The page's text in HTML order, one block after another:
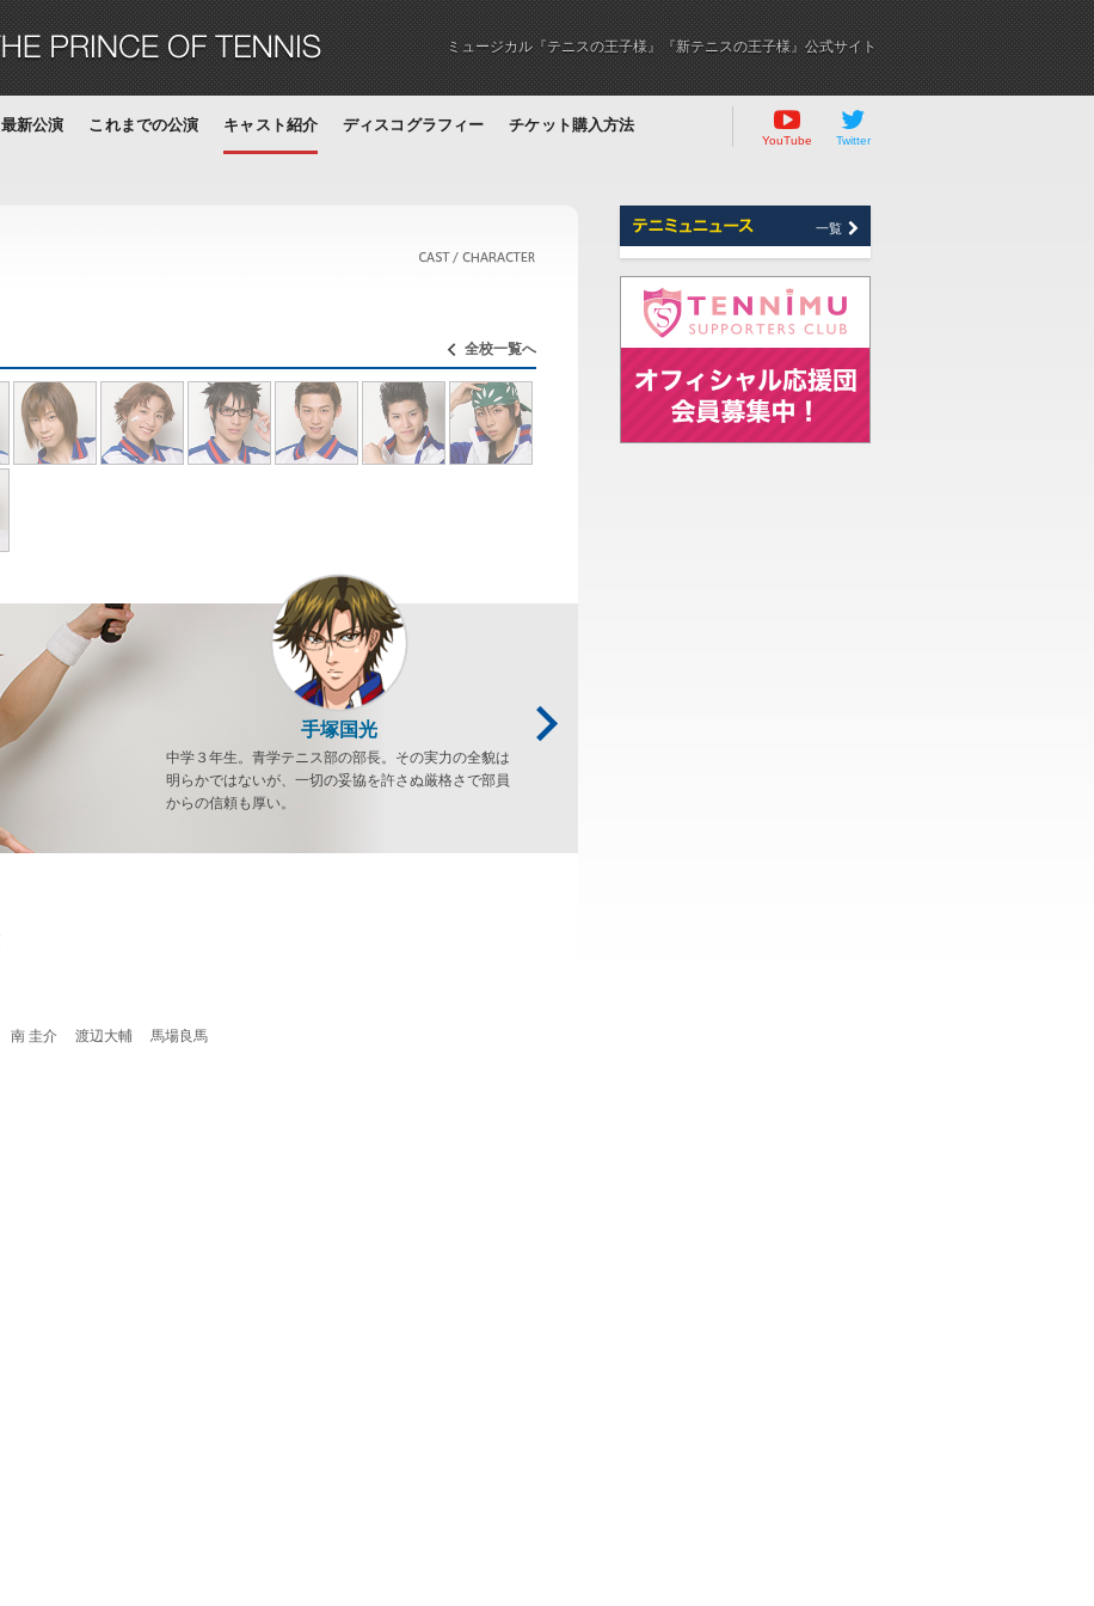
ミュージカル『テニスの王子様』『新テニスの王子様』公式サイト
最新公演 これまでの公演 キャスト紹介 ディスコグラフィー チケット購入方法
YouTube Twitter
全校一覧へ
手塚国光
中学３年生。青学テニス部の部長。その実力の全貌は
明らかではないが、一切の妥協を許さぬ厳格さで部員
からの信頼も厚い。
圭介 渡辺大輔 馬場良馬
一覧